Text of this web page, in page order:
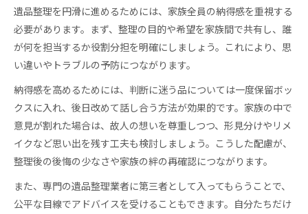
遺品整理を円滑に進めるためには、家族全員の納得感を重視する
必要があります。まず、整理の目的や希望を家族間で共有し、誰
が何を担当するか役割分担を明確にしましょう。これにより、思
い違いやトラブルの予防につながります。
納得感を高めるためには、判断に迷う品については一度保留ボッ
クスに入れ、後日改めて話し合う方法が効果的です。家族の中で
意見が割れた場合は、故人の想いを尊重しつつ、形見分けやリメ
イクなど思い出を残す工夫も検討しましょう。こうした配慮が、
整理後の後悔の少なさや家族の絆の再確認につながります。
また、専門の遺品整理業者に第三者として入ってもらうことで、
公平な目線でアドバイスを受けることもできます。自分たちだけ